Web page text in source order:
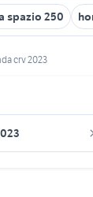
spazio 250
crv 2023